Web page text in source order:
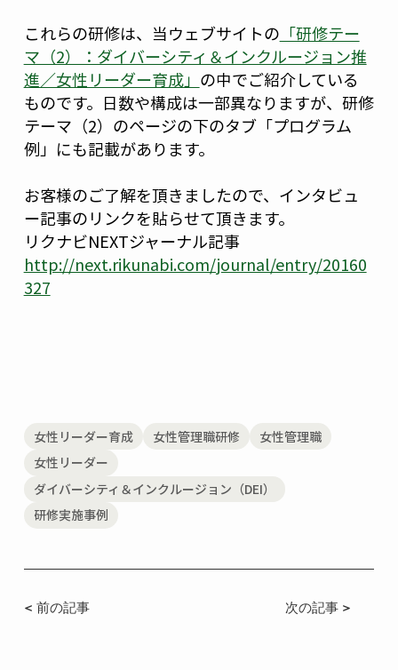
< 前の記事 次の記事 >
女性リーダー育成 女性管理職研修
女性管理職
女性リーダー
ダイバーシティ＆インクルージョン（DEI）
研修実施事例
これらの研修は、当ウェブサイトの 「研修テー
マ（2）：ダイバーシティ＆インクルージョン推
進／女性リーダー育成」 の中でご紹介している
ものです。日数や構成は一部異なりますが、研修
テーマ（2）のページの下のタブ「プログラム
例」にも記載があります。
お客様のご了解を頂きましたので、インタビュ
ー記事のリンクを貼らせて頂きます。
リクナビNEXTジャーナル記事
http://next.rikunabi.com/journal/entry/20160
327